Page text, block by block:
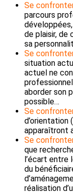
Se
parcours
de plaisir, de
sa
Se
situation
actuel ne
aborder son
possible…
Se
d’orientation
apparaîtront
Se
que
l’écart
du
réalisation